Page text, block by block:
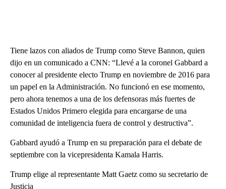
Tiene lazos con aliados de Trump como Steve Bannon, quien
dijo en un comunicado a CNN: “Llevé a la coronel Gabbard a
conocer al presidente electo Trump en noviembre de 2016 para
un papel en la Administración. No funcionó en ese momento,
pero ahora tenemos a una de los defensoras más fuertes de
Estados Unidos Primero elegida para encargarse de una
comunidad de inteligencia fuera de control y destructiva”.
Gabbard ayudó a Trump en su preparación para el debate de
septiembre con la vicepresidenta Kamala Harris.
Trump elige al representante Matt Gaetz como su secretario de
Justicia